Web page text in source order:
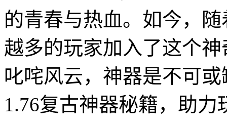
的青春与热血。如今，
越多的玩家加入了这个
叱咤风云，神器是不可
1.76复古神器秘籍，助